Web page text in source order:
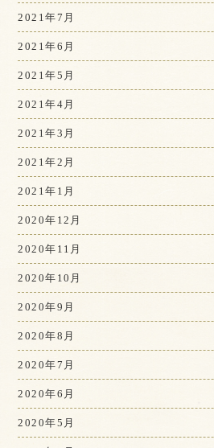
2021年7月
2021年6月
2021年5月
2021年4月
2021年3月
2021年2月
2021年1月
2020年12月
2020年11月
2020年10月
2020年9月
2020年8月
2020年7月
2020年6月
2020年5月